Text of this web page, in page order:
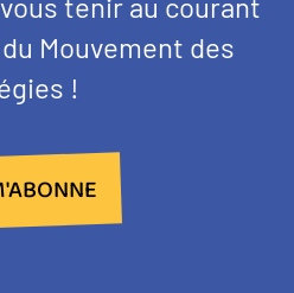
Mouvement des
!